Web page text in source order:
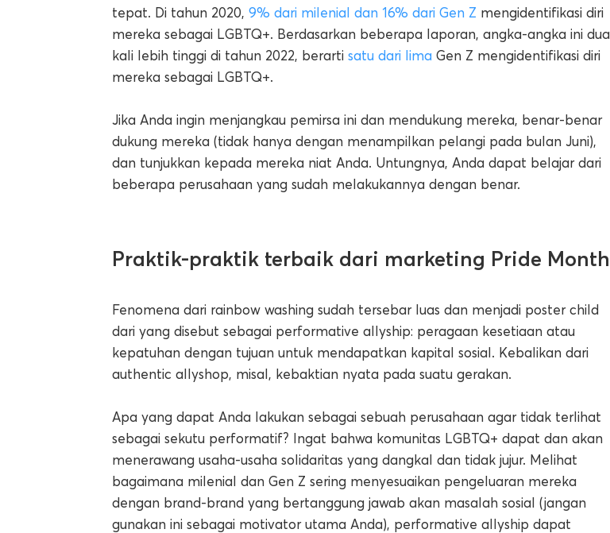
tepat. Di tahun 2020, 9% dari milenial dan 16% dari Gen Z mengidentifikasi diri
mereka sebagai LGBTQ+. Berdasarkan beberapa laporan, angka-angka ini dua
kali lebih tinggi di tahun 2022, berarti satu dari lima Gen Z mengidentifikasi diri
mereka sebagai LGBTQ+.
Jika Anda ingin menjangkau pemirsa ini dan mendukung mereka, benar-benar
dukung mereka (tidak hanya dengan menampilkan pelangi pada bulan Juni),
dan tunjukkan kepada mereka niat Anda. Untungnya, Anda dapat belajar dari
beberapa perusahaan yang sudah melakukannya dengan benar.
Praktik-praktik terbaik dari marketing Pride Month
Fenomena dari rainbow washing sudah tersebar luas dan menjadi poster child
dari yang disebut sebagai performative allyship: peragaan kesetiaan atau
kepatuhan dengan tujuan untuk mendapatkan kapital sosial. Kebalikan dari
authentic allyshop, misal, kebaktian nyata pada suatu gerakan.
Apa yang dapat Anda lakukan sebagai sebuah perusahaan agar tidak terlihat
sebagai sekutu performatif? Ingat bahwa komunitas LGBTQ+ dapat dan akan
menerawang usaha-usaha solidaritas yang dangkal dan tidak jujur. Melihat
bagaimana milenial dan Gen Z sering menyesuaikan pengeluaran mereka
dengan brand-brand yang bertanggung jawab akan masalah sosial (jangan
gunakan ini sebagai motivator utama Anda), performative allyship dapat